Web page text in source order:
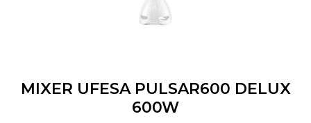
MIXER UFESA PULSAR600 DELUX
600W
Jardín y Aire Libre